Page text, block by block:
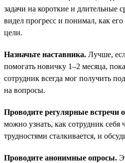
задачи на короткие и длительные
видел прогресс и понимал, как
цели.
Назначьте наставника. Лучше,
помогать новичку 1–2 месяца,
сотрудник всегда мог получить
на вопросы.
Проводите регулярные встречи
можно узнать, как сотрудник себя
трудностями сталкивается, и
Проводите анонимные опросы.